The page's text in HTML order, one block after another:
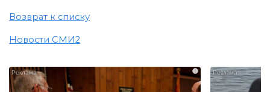
Возврат к списку
Новости СМИ2
i